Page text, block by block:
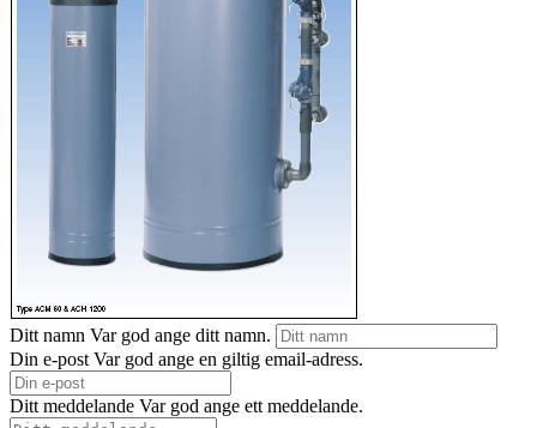
Ditt namn Var god ange ditt namn.
Din e-post Var god ange en giltig email-adress.
Ditt meddelande Var god ange ett meddelande.